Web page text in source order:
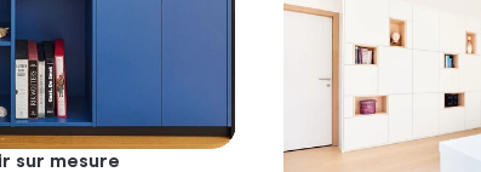
sur mesure